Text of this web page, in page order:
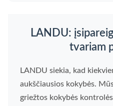
LANDU:
tvariam
LANDU siekia, kad
aukščiausios kokybės.
griežtos kokybės